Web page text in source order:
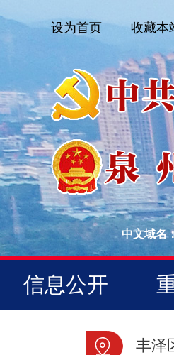
设为首页 收藏本
中文域名
信息公开
丰泽